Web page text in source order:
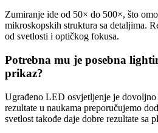
Zumiranje ide od 50× do 500×, što
mikroskopskih struktura sa detaljima.
od svetlosti i optičkog fokusa.
Potrebna mu je posebna
prikaz?
Ugrađeno LED osvjetljenje je
rezultate u naukama preporučujemo
svetlost takođe daje dobre rezultate sa